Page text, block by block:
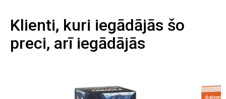
Klienti, kuri iegādājās šo
preci, arī iegādājās